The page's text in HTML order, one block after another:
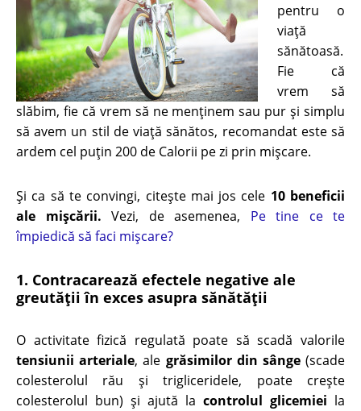
pentru o
viaţă
sănătoasă.
Fie că
vrem să
slăbim, fie că vrem să ne menţinem sau pur şi simplu
să avem un stil de viaţă sănătos, recomandat este să
ardem cel puţin 200 de Calorii pe zi prin mişcare.
Şi ca să te convingi, citeşte mai jos cele 10 beneficii
ale mişcării. Vezi, de asemenea, Pe tine ce te
împiedică să faci mişcare?
1. Contracarează efectele negative ale
greutăţii în exces asupra sănătăţii
O activitate fizică regulată poate să scadă valorile
tensiunii arteriale, ale grăsimilor din sânge(scade
colesterolul rău şi trigliceridele, poate creşte
colesterolul bun) şi ajută la controlul glicemiei la